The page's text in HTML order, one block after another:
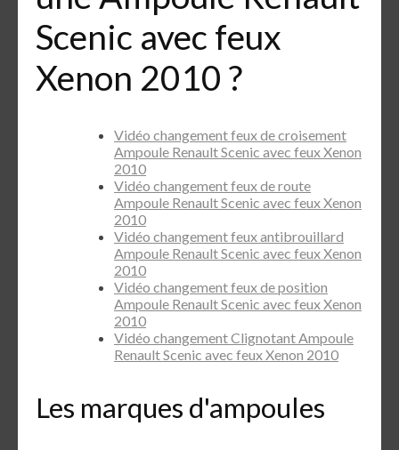
Scenic avec feux
Xenon 2010 ?
Vidéo changement feux de croisement
Ampoule Renault Scenic avec feux Xenon
2010
Vidéo changement feux de route
Ampoule Renault Scenic avec feux Xenon
2010
Vidéo changement feux antibrouillard
Ampoule Renault Scenic avec feux Xenon
2010
Vidéo changement feux de position
Ampoule Renault Scenic avec feux Xenon
2010
Vidéo changement Clignotant Ampoule
Renault Scenic avec feux Xenon 2010
Les marques d'ampoules